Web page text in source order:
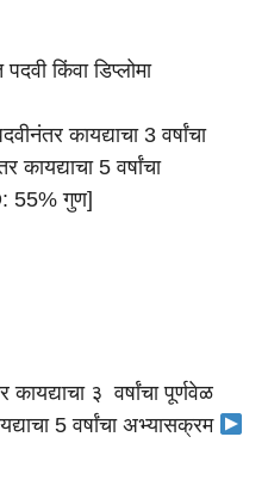
किंवा डिप्लोमा
कायद्याचा 3 वर्षांचा
कायद्याचा 5 वर्षांचा
55% गुण]
३ वर्षांचा पूर्णवेळ
5 वर्षांचा अभ्यासक्रम